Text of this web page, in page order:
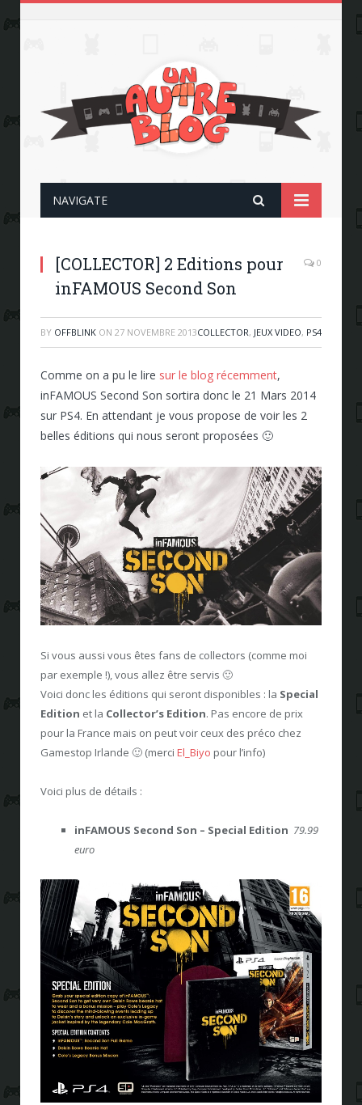
NAVIGATE
[COLLECTOR] 2 Editions pour
inFAMOUS Second Son
0
BY OFFBLINK ON 27 NOVEMBRE 2013COLLECTOR, JEUX VIDEO, PS4
Comme on a pu le lire sur le blog récemment,
inFAMOUS Second Son sortira donc le 21 Mars 2014
sur PS4. En attendant je vous propose de voir les 2
belles éditions qui nous seront proposées 🙂
Si vous aussi vous êtes fans de collectors (comme moi
par exemple !), vous allez être servis 🙂
Voici donc les éditions qui seront disponibles : la Special
Edition et la Collector’s Edition. Pas encore de prix
pour la France mais on peut voir ceux des préco chez
Gamestop Irlande 🙂 (merci El_Biyo pour l’info)
Voici plus de détails :
inFAMOUS Second Son – Special Edition 79.99
euro